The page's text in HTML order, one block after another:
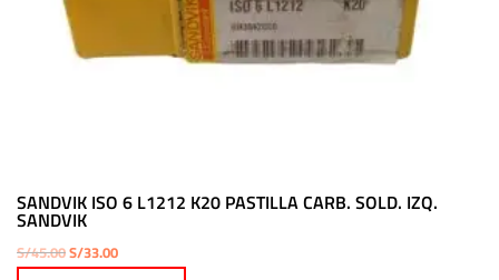
SANDVIK ISO 6 L1212 K20 PASTILLA CARB. SOLD. IZQ.
SANDVIK
S/45.00El
S/33.00El